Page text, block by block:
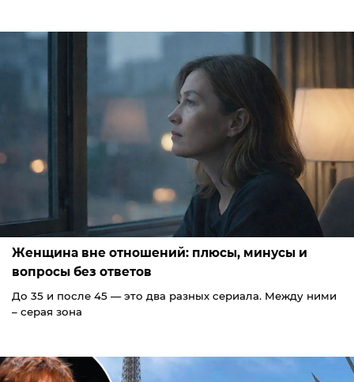
Женщина вне отношений: плюсы, минусы и
вопросы без ответов
До 35 и после 45 — это два разных сериала. Между ними
– серая зона